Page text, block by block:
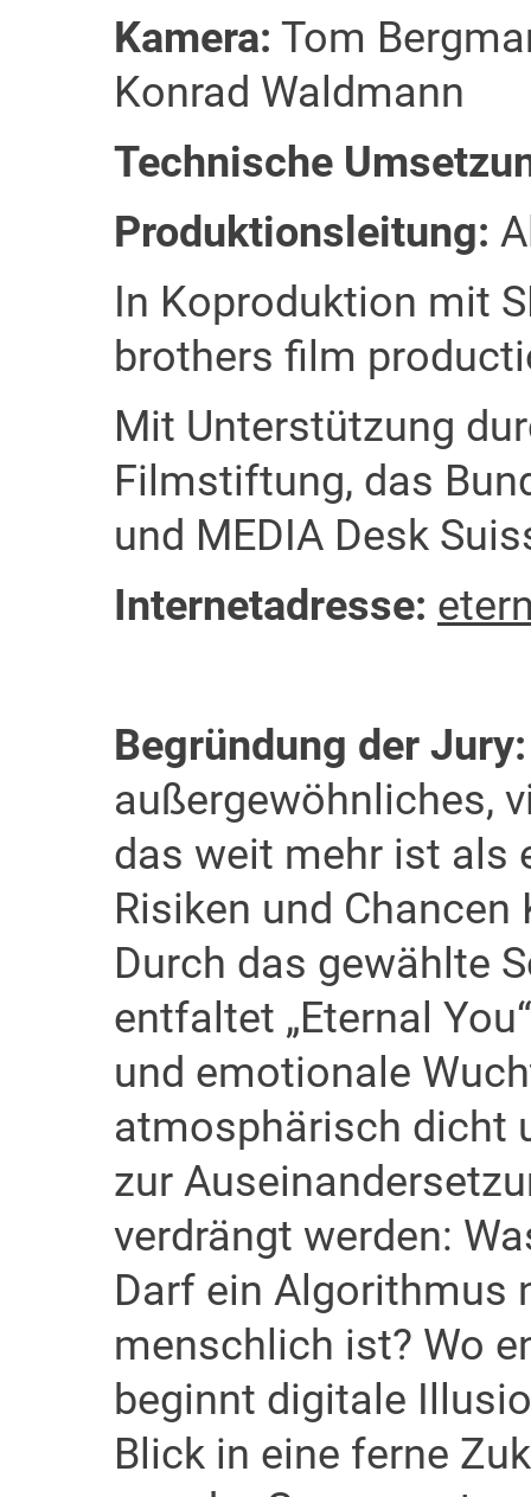
Kamera: Tom
Konrad Waldmann
Technische
Produktionsleitung:
In Koproduktion mit
brothers film
Mit Unterstützung
Filmstiftung, das
und MEDIA Desk
Internetadresse:
Begründung der
außergewöhnliches,
das weit mehr ist als
Risiken und
Durch das gewählte
entfaltet „Eternal
und emotionale
atmosphärisch dicht
zur
verdrängt werden:
Darf ein Algorithmus
menschlich ist? Wo
beginnt digitale
Blick in eine ferne